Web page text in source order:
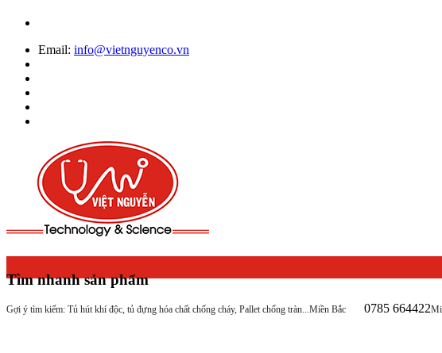
Email: info@vietnguyenco.vn
Tìm nhanh sản phẩm
Gợi ý tìm kiếm: Tủ hút khí độc, tủ đựng hóa chất chống cháy, Pallet chống tràn... Miền Bắc 0785 664422